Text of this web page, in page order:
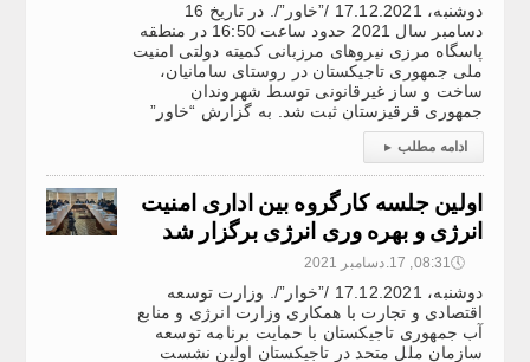
دوشنبه، 17.12.2021 /”خاور”/. در تاریخ 16
دسامبر سال 2021 حدود ساعت 16:50 در منطقه
پاسگاه مرزی نیروهای مرزبانی کمیته دولتی امنیت
ملی جمهوری تاجیکستان در روستای سامانیان،
ساخت و ساز غیرقانونی توسط شهروندان
جمهوری قرقیزستان ثبت شد. به گزارش “خاور”
ادامه مطلب ▸
اولین جلسه کارگروه بین اداری امنیت
انرژی و بهره وری انرژی برگزار شد
🕔08:31, 17.دسامبر 2021
دوشنبه، 17.12.2021 /”خوار”/. وزارت توسعه
اقتصادی و تجارت با همکاری وزارت انرژی و منابع
آب جمهوری تاجیکستان با حمایت برنامه توسعه
سازمان ملل متحد در تاجیکستان اولین نشست